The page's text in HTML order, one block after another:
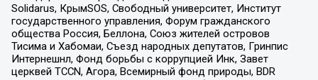
Solidarus, КрымSOS, Свободный университет, Институт
государственного управления, Форум гражданского
общества Россия, Беллона, Союз жителей островов
Тисима и Хабомаи, Съезд народных депутатов, Гринпис
Интернешнл, Фонд борьбы с коррупцией Инк, Завет
церквей TCCN, Агора, Всемирный фонд природы, BDR